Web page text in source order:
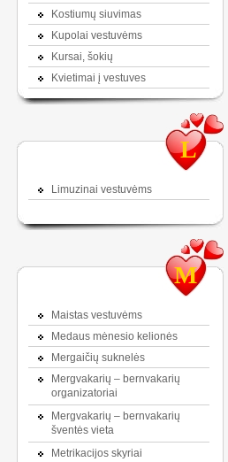
Kostiumų siuvimas
Kupolai vestuvėms
Kursai, šokių
Kvietimai į vestuves
L
Limuzinai vestuvėms
M
Maistas vestuvėms
Medaus mėnesio kelionės
Mergaičių suknelės
Mergvakarių – bernvakarių
organizatoriai
Mergvakarių – bernvakarių
šventės vieta
Metrikacijos skyriai